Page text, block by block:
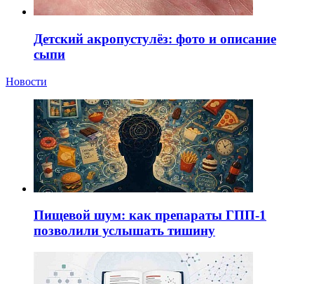
Детский акропустулёз: фото и описание
сыпи
Новости
Пищевой шум: как препараты ГПП-1
позволили услышать тишину